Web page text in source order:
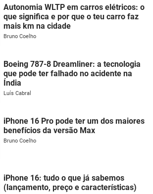
Autonomia WLTP em carros elétricos: o
que significa e por que o teu carro faz
mais km na cidade
Bruno Coelho
Boeing 787-8 Dreamliner: a tecnologia
que pode ter falhado no acidente na
Índia
Luís Cabral
iPhone 16 Pro pode ter um dos maiores
benefícios da versão Max
Bruno Coelho
iPhone 16: tudo o que já sabemos
(lançamento, preço e características)